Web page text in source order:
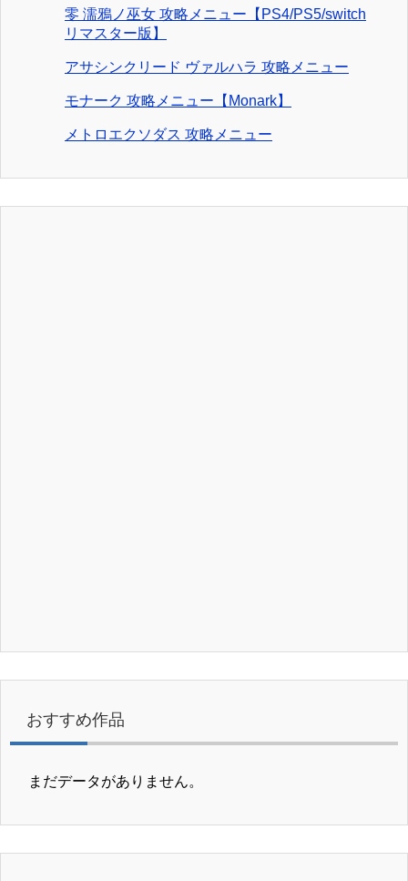
零 濡鴉ノ巫女 攻略メニュー【PS4/PS5/switch
リマスター版】
アサシンクリード ヴァルハラ 攻略メニュー
モナーク 攻略メニュー【Monark】
メトロエクソダス 攻略メニュー
おすすめ作品
まだデータがありません。